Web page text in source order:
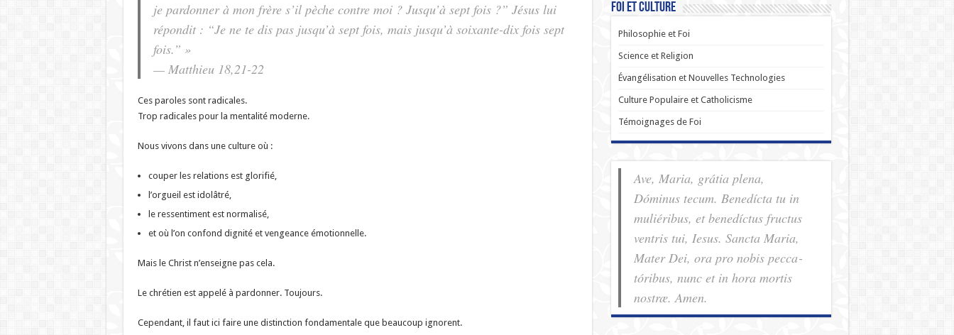
je pardonner à mon frère s’il pèche contre moi ? Jusqu’à sept fois ?” Jésus lui
répondit : “Je ne te dis pas jusqu’à sept fois, mais jusqu’à soixante-dix fois sept
fois.” »
— Matthieu 18,21-22
Ces paroles sont radicales.
Trop radicales pour la mentalité moderne.
Nous vivons dans une culture où :
couper les relations est glorifié,
l’orgueil est idolâtré,
le ressentiment est normalisé,
et où l’on confond dignité et vengeance émotionnelle.
Mais le Christ n’enseigne pas cela.
Le chrétien est appelé à pardonner. Toujours.
Cependant, il faut ici faire une distinction fondamentale que beaucoup ignorent.
Foi et Culture
Philosophie et Foi
Science et Religion
Évangélisation et Nouvelles Technologies
Culture Populaire et Catholicisme
Témoignages de Foi
Ave, Maria, grátia plena,
Dóminus tecum. Benedícta tu in
muliéribus, et benedíctus fructus
ventris tui, Iesus. Sancta Maria,
Mater Dei, ora pro nobis pec­ca­
tóribus, nunc et in hora mortis
nostræ. Amen.